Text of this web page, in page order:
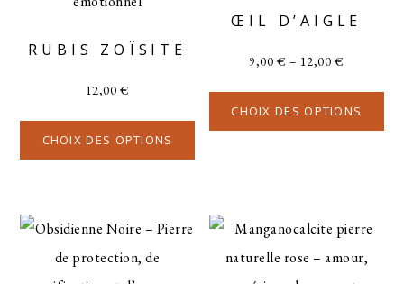
RUBIS ZOÏSITE
12,00€
CHOIX DES OPTIONS
ŒIL D’AIGLE
9,00€ – 12,00€
CHOIX DES OPTIONS